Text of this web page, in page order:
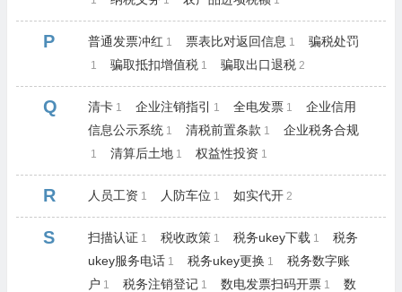
P 普通发票冲红 1 票表比对返回信息 1 骗税处罚
1 骗取抵扣增值税 1 骗取出口退税 2
Q 清卡 1 企业注销指引 1 全电发票 1
企业信用
信息公示系统 1 清税前置条款 1 企业税务合规
1 清算后土地 1 权益性投资 1
R 人员工资 1 人防车位 1 如实代开 2
S 扫描认证 1 税收政策 1 税务ukey下载 1
税务
ukey服务电话 1 税务ukey更换 1
税务数字账
户 1 税务注销登记 1 数电发票扫码开票 1
数